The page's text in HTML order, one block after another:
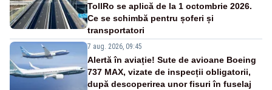
TollRo se aplică de la 1 octombrie 2026.
Ce se schimbă pentru șoferi și
transportatori
7 aug. 2026, 09:45
Alertă în aviație! Sute de avioane Boeing
737 MAX, vizate de inspecții obligatorii,
după descoperirea unor fisuri în fuselaj